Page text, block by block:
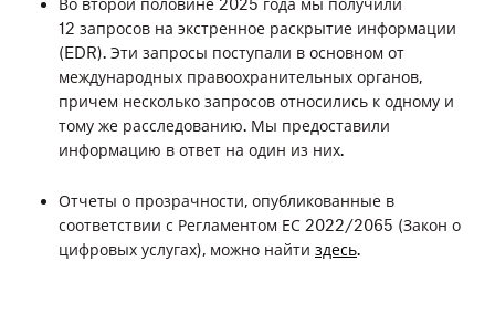
Во второй половине 2025 года мы получили
12 запросов на экстренное раскрытие информации
(EDR). Эти запросы поступали в основном от
международных правоохранительных органов,
причем несколько запросов относились к одному и
тому же расследованию. Мы предоставили
информацию в ответ на один из них.
Отчеты о прозрачности, опубликованные в
соответствии с Регламентом ЕС 2022/2065 (Закон о
цифровых услугах), можно найти здесь.